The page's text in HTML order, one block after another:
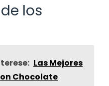
los
Las Mejores
Chocolate